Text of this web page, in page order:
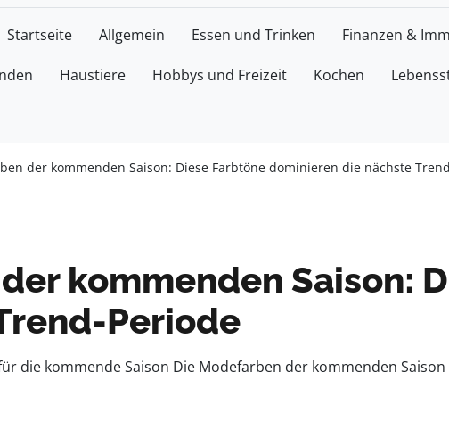
Startseite Allgemein Essen und Trinken Finanzen &
Haustiere Hobbys und Freizeit Kochen
der kommenden Saison: Diese Farbtöne dominieren die nächste
kommenden Saison:
Periode
die kommende Saison Die Modefarben der kommenden